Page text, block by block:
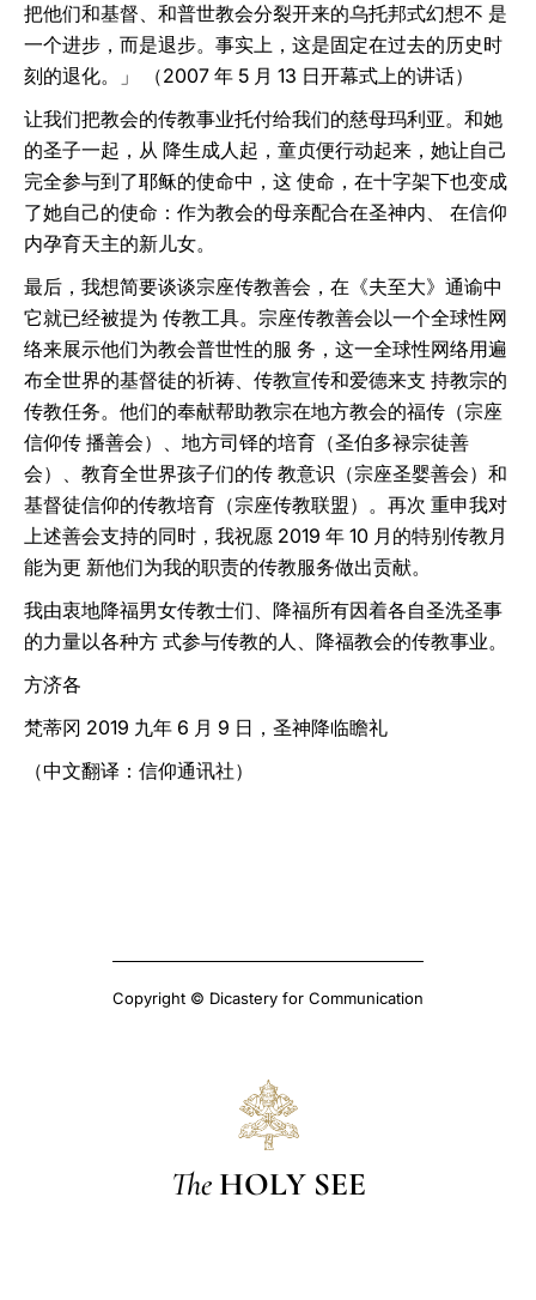
把他们和基督、和普世教会分裂开来的乌托邦式幻想不 是
一个进步，而是退步。事实上，这是固定在过去的历史时
刻的退化。」 （2007 年 5 月 13 日开幕式上的讲话）
让我们把教会的传教事业托付给我们的慈母玛利亚。和她
的圣子一起，从 降生成人起，童贞便行动起来，她让自己
完全参与到了耶稣的使命中，这 使命，在十字架下也变成
了她自己的使命：作为教会的母亲配合在圣神内、 在信仰
内孕育天主的新儿女。
最后，我想简要谈谈宗座传教善会，在《夫至大》通谕中
它就已经被提为 传教工具。宗座传教善会以一个全球性网
络来展示他们为教会普世性的服 务，这一全球性网络用遍
布全世界的基督徒的祈祷、传教宣传和爱德来支 持教宗的
传教任务。他们的奉献帮助教宗在地方教会的福传（宗座
信仰传 播善会）、地方司铎的培育（圣伯多禄宗徒善
会）、教育全世界孩子们的传 教意识（宗座圣婴善会）和
基督徒信仰的传教培育（宗座传教联盟）。再次 重申我对
上述善会支持的同时，我祝愿 2019 年 10 月的特别传教月
能为更 新他们为我的职责的传教服务做出贡献。
我由衷地降福男女传教士们、降福所有因着各自圣洗圣事
的力量以各种方 式参与传教的人、降福教会的传教事业。
方济各
梵蒂冈 2019 九年 6 月 9 日，圣神降临瞻礼
（中文翻译：信仰通讯社）
Copyright © Dicastery for Communication
The HOLY SEE